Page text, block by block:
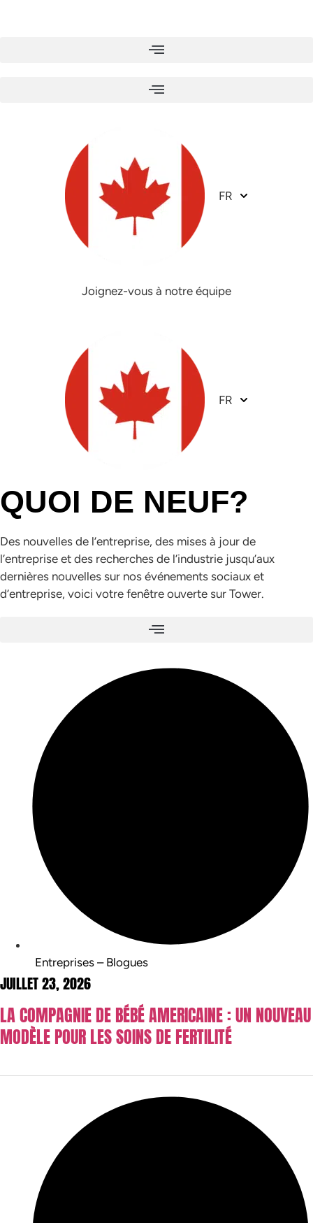
FR
Joignez-vous à notre équipe
FR
QUOI DE NEUF?
Des nouvelles de l’entreprise, des mises à jour de
l’entreprise et des recherches de l’industrie jusqu’aux
dernières nouvelles sur nos événements sociaux et
d’entreprise, voici votre fenêtre ouverte sur Tower.
Entreprises – Blogues
JUILLET 23, 2026
LA COMPAGNIE DE BÉBÉ AMERICAINE : UN NOUVEAU
MODÈLE POUR LES SOINS DE FERTILITÉ